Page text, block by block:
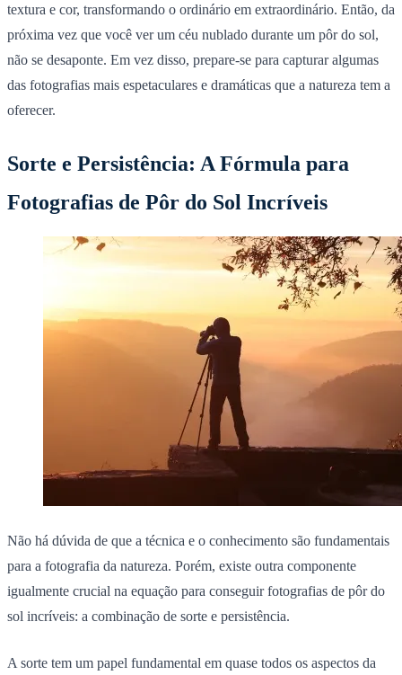
textura e cor, transformando o ordinário em extraordinário. Então, da
próxima vez que você ver um céu nublado durante um pôr do sol,
não se desaponte. Em vez disso, prepare-se para capturar algumas
das fotografias mais espetaculares e dramáticas que a natureza tem a
oferecer.
Sorte e Persistência: A Fórmula para
Fotografias de Pôr do Sol Incríveis
Não há dúvida de que a técnica e o conhecimento são fundamentais
para a fotografia da natureza. Porém, existe outra componente
igualmente crucial na equação para conseguir fotografias de pôr do
sol incríveis: a combinação de sorte e persistência.
A sorte tem um papel fundamental em quase todos os aspectos da